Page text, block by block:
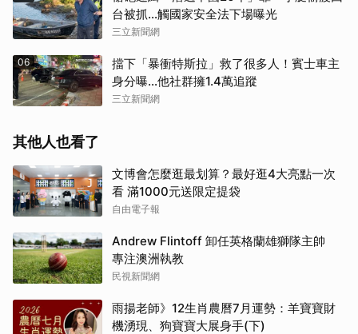
台被抓…觸國家安全法下場曝光
三立新聞網
06
擋下「暴衝特斯拉」救了很多人！賓士車主
身分曝…他社群擁1.4萬追蹤
三立新聞網
其他人也看了
文博會怎麼逛最划算？最好逛4大亮點一次
看 滿1000元送限定提袋
自由電子報
Andrew Flintoff 卸任英格蘭雄獅隊主帥
專注澳洲執教
民視新聞網
雨揚老師》12生肖農曆7月運勢：羊寶寶財
機湧現、狗寶寶大展身手(下)